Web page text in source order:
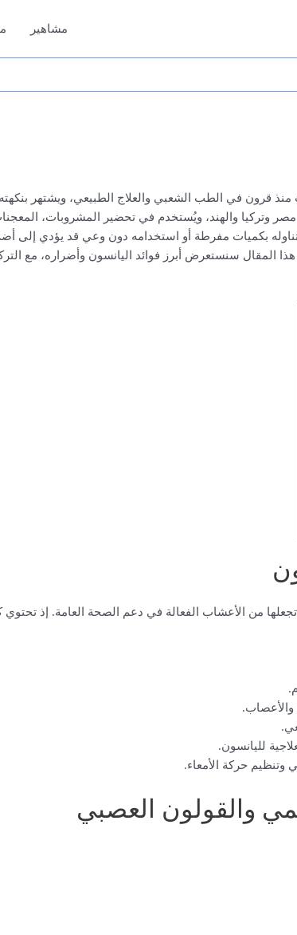
مشاهير
قرون في الطب الشعبي والعلاج الطبيعي، ويشتهر بنكهته
مصر وتركيا والهند، ويُستخدم في تحضير المشروبات،
تناوله بكميات مفرطة أو استخدامه دون وعي قد يؤدي إلى
سنستعرض أبرز فوائد اليانسون وأضراره، مع
لليانسون.
حركة الأمعاء.
والقولون العصبي